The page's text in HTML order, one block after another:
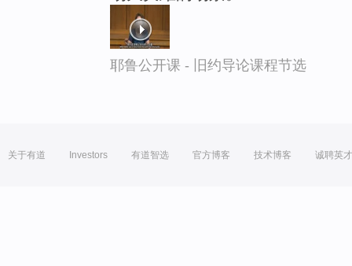
耶鲁公开课 - 旧约导论课程节选
关于有道 Investors 有道智选 官方博客 技术博客 诚聘英才